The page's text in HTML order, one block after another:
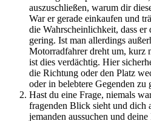
auszuschließen, warum dir
War er gerade einkaufen und
die Wahrscheinlichkeit, dass
gering. Ist man allerdings
Motorradfahrer dreht um, kurz
ist dies verdächtig. Hier
die Richtung oder den Platz
oder in belebtere Gegenden zu
Hast du eine Frage, niemals
fragenden Blick sieht und dich
jemanden aussuchen und